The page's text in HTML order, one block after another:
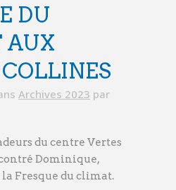
DU
AUX
Archives 2023 par
du centre Vertes
Dominique,
Fresque du climat.